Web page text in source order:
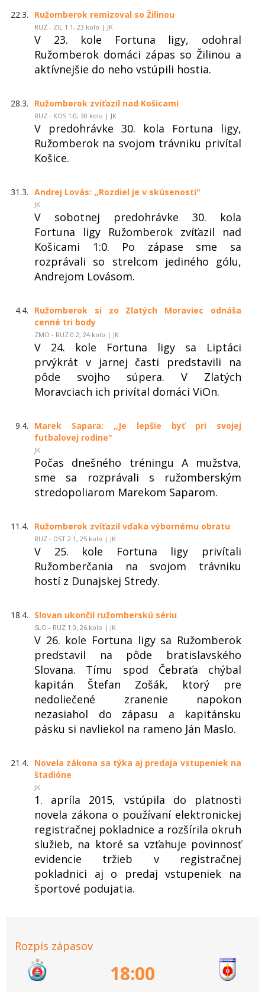
22.3. Ružomberok remizoval so Žilinou
RUZ - ZIL 1:1, 23.kolo | JK
V 23. kole Fortuna ligy, odohral
Ružomberok domáci zápas so Žilinou a
aktívnejšie do neho vstúpili hostia.
28.3. Ružomberok zvíťazil nad Košicami
RUZ - KOS 1:0, 30.kolo | JK
V predohrávke 30. kola Fortuna ligy,
Ružomberok na svojom trávniku privítal
Košice.
31.3. Andrej Lovás: ,,Rozdiel je v skúsenosti"
JK
V sobotnej predohrávke 30. kola
Fortuna ligy Ružomberok zvíťazil nad
Košicami 1:0. Po zápase sme sa
rozprávali so strelcom jediného gólu,
Andrejom Lovásom.
4.4.
Ružomberok si zo Zlatých Moraviec odnáša
cenné tri body
ZMO - RUZ 0:2, 24.kolo | JK
V 24. kole Fortuna ligy sa Liptáci
prvýkrát v jarnej časti predstavili na
pôde svojho súpera. V Zlatých
Moravciach ich privítal domáci ViOn.
9.4.
Marek Sapara: ,,Je lepšie byť pri svojej
futbalovej rodine"
JK
Počas dnešného tréningu A mužstva,
sme sa rozprávali s ružomberským
stredopoliarom Marekom Saparom.
11.4. Ružomberok zvíťazil vďaka výbornému obratu
RUZ - DST 2:1, 25.kolo | JK
V 25. kole Fortuna ligy privítali
Ružomberčania na svojom trávniku
hostí z Dunajskej Stredy.
18.4. Slovan ukončil ružomberskú sériu
SLO - RUZ 1:0, 26.kolo | JK
V 26. kole Fortuna ligy sa Ružomberok
predstavil na pôde bratislavského
Slovana. Tímu spod Čebraťa chýbal
kapitán Štefan Zošák, ktorý pre
nedoliečené zranenie napokon
nezasiahol do zápasu a kapitánsku
pásku si navliekol na rameno Ján Maslo.
21.4.
Novela zákona sa týka aj predaja vstupeniek na
štadióne
JK
1. apríla 2015, vstúpila do platnosti
novela zákona o používaní elektronickej
registračnej pokladnice a rozšírila okruh
služieb, na ktoré sa vzťahuje povinnosť
evidencie tržieb v registračnej
pokladnici aj o predaj vstupeniek na
športové podujatia.
Rozpis zápasov
18:00